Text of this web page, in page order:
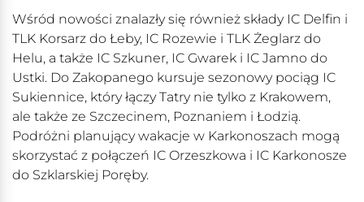
Wśród nowości znalazły się również składy IC Delfin i
TLK Korsarz do Łeby, IC Rozewie i TLK Żeglarz do
Helu, a także IC Szkuner, IC Gwarek i IC Jamno do
Ustki. Do Zakopanego kursuje sezonowy pociąg IC
Sukiennice, który łączy Tatry nie tylko z Krakowem,
ale także ze Szczecinem, Poznaniem i Łodzią.
Podróżni planujący wakacje w Karkonoszach mogą
skorzystać z połączeń IC Orzeszkowa i IC Karkonosze
do Szklarskiej Poręby.